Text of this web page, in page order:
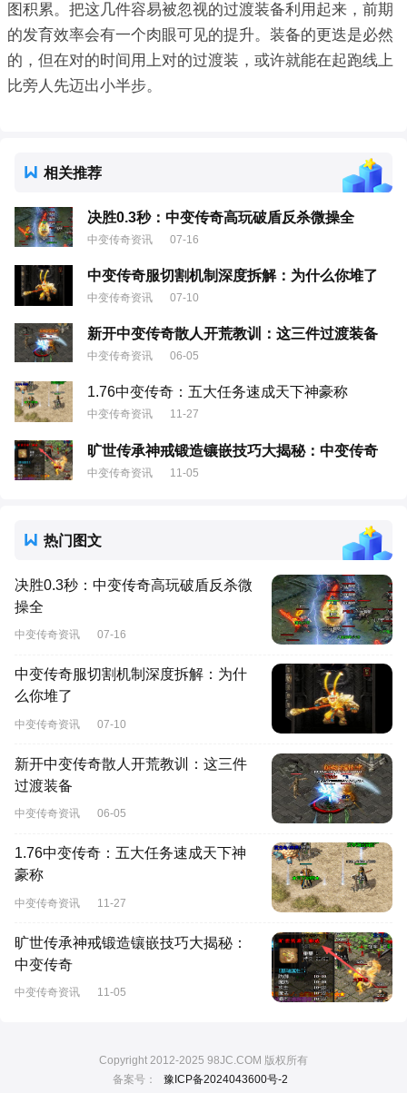
图积累。把这几件容易被忽视的过渡装备利用起来，前期
的发育效率会有一个肉眼可见的提升。装备的更迭是必然
的，但在对的时间用上对的过渡装，或许就能在起跑线上
比旁人先迈出小半步。
相关推荐
决胜0.3秒：中变传奇高玩破盾反杀微操全
中变传奇资讯 07-16
中变传奇服切割机制深度拆解：为什么你堆了
中变传奇资讯 07-10
新开中变传奇散人开荒教训：这三件过渡装备
中变传奇资讯 06-05
1.76中变传奇：五大任务速成天下神豪称
中变传奇资讯 11-27
旷世传承神戒锻造镶嵌技巧大揭秘：中变传奇
中变传奇资讯 11-05
热门图文
决胜0.3秒：中变传奇高玩破盾反杀微
操全
中变传奇资讯 07-16
中变传奇服切割机制深度拆解：为什
么你堆了
中变传奇资讯 07-10
新开中变传奇散人开荒教训：这三件
过渡装备
中变传奇资讯 06-05
1.76中变传奇：五大任务速成天下神
豪称
中变传奇资讯 11-27
旷世传承神戒锻造镶嵌技巧大揭秘：
中变传奇
中变传奇资讯 11-05
Copyright 2012-2025 98JC.COM 版权所有
备案号：
豫ICP备2024043600号-2